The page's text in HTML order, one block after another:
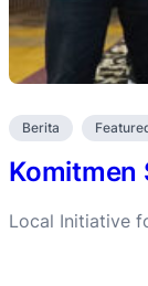
Berita
Komitmen
Local Initiative